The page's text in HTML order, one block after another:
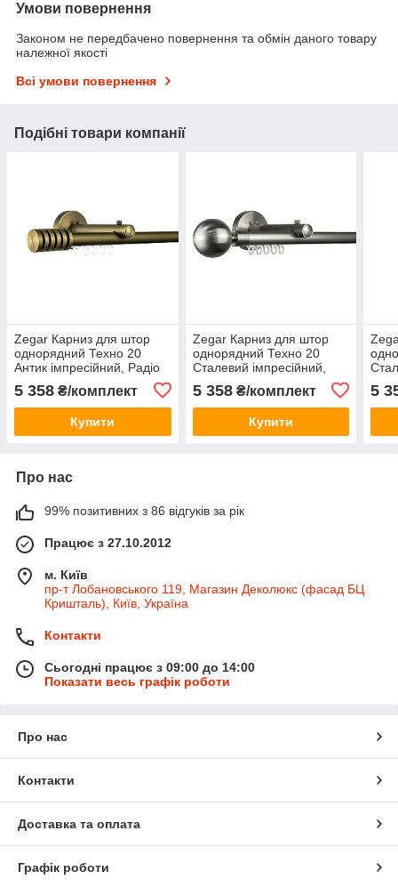
Умови повернення
Законом не передбачено повернення та обмін даного товару
належної якості
Всі умови повернення
Подібні товари компанії
Zegar Карниз для штор
однорядний Техно 20
Антик імпресійний, Радіо
5 358 ₴/комплект
Купити
Zegar Карниз для штор
однорядний Техно 20
Сталевий імпресійний,
5 358₴/комплект
Купити
5
Про нас
99% позитивних з 86 відгуків за рік
Працює з 27.10.2012
м. Київ
пр-т Лобановського 119, Магазин Деколюкс (фасад БЦ
Кришталь), Київ, Україна
Контакти
Сьогодні працює з 09:00 до 14:00
Показати весь графік роботи
Про нас
Контакти
Доставка та оплата
Графік роботи